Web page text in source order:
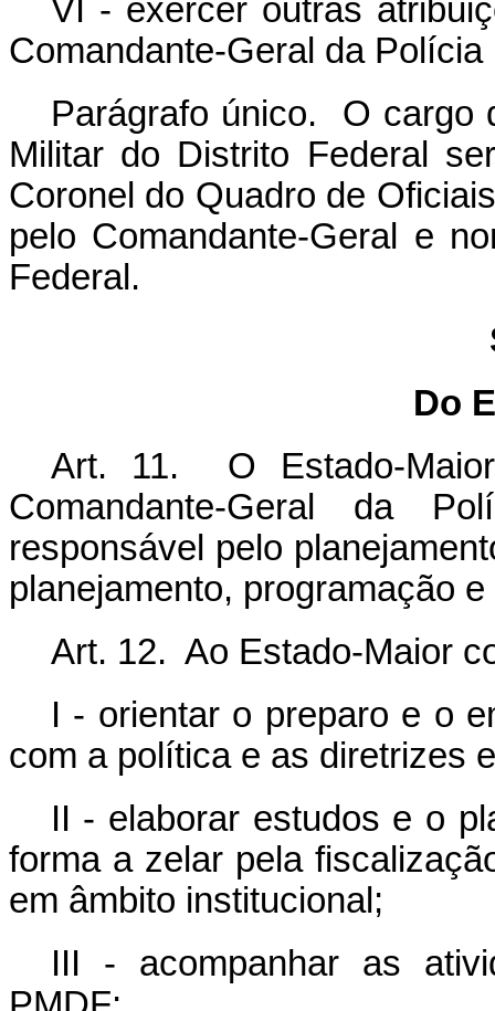
VI - exercer outras
Comandante-Geral da
Parágrafo único. O cargo
Militar do Distrito Federal
Coronel do Quadro de
pelo Comandante-Geral e
Federal.
Do
Art. 11. O Estado-
Comandante-Geral da
responsável pelo
planejamento, programação
Art. 12. Ao Estado-Maior
I - orientar o preparo e o
com a política e as diretrizes
II - elaborar estudos e o
forma a zelar pela
em âmbito institucional;
III - acompanhar as